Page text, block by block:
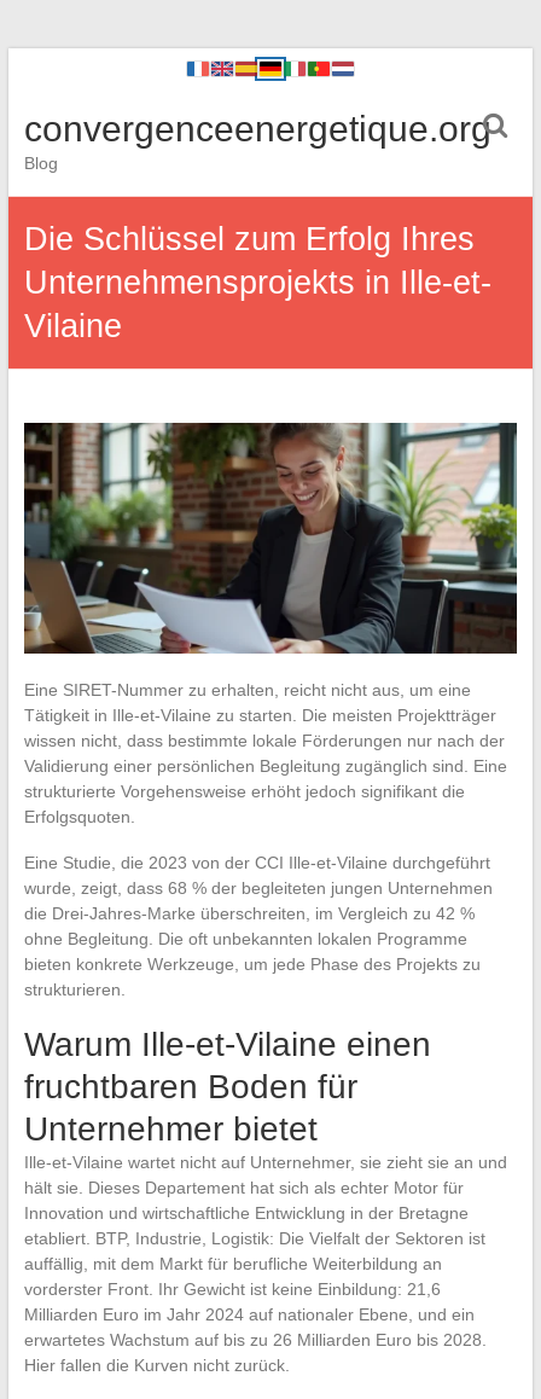
convergenceenergetique.org
Blog
Die Schlüssel zum Erfolg Ihres
Unternehmensprojekts in Ille-et-
Vilaine
Eine SIRET-Nummer zu erhalten, reicht nicht aus, um eine
Tätigkeit in Ille-et-Vilaine zu starten. Die meisten Projektträger
wissen nicht, dass bestimmte lokale Förderungen nur nach der
Validierung einer persönlichen Begleitung zugänglich sind. Eine
strukturierte Vorgehensweise erhöht jedoch signifikant die
Erfolgsquoten.
Eine Studie, die 2023 von der CCI Ille-et-Vilaine durchgeführt
wurde, zeigt, dass 68 % der begleiteten jungen Unternehmen
die Drei-Jahres-Marke überschreiten, im Vergleich zu 42 %
ohne Begleitung. Die oft unbekannten lokalen Programme
bieten konkrete Werkzeuge, um jede Phase des Projekts zu
strukturieren.
Warum Ille-et-Vilaine einen
fruchtbaren Boden für
Unternehmer bietet
Ille-et-Vilaine wartet nicht auf Unternehmer, sie zieht sie an und
hält sie. Dieses Departement hat sich als echter Motor für
Innovation und wirtschaftliche Entwicklung in der Bretagne
etabliert. BTP, Industrie, Logistik: Die Vielfalt der Sektoren ist
auffällig, mit dem Markt für berufliche Weiterbildung an
vorderster Front. Ihr Gewicht ist keine Einbildung: 21,6
Milliarden Euro im Jahr 2024 auf nationaler Ebene, und ein
erwartetes Wachstum auf bis zu 26 Milliarden Euro bis 2028.
Hier fallen die Kurven nicht zurück.